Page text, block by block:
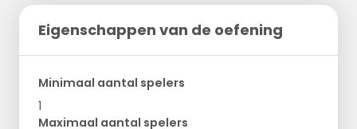
Eigenschappen van de oefening
Minimaal aantal spelers
1
Maximaal aantal spelers